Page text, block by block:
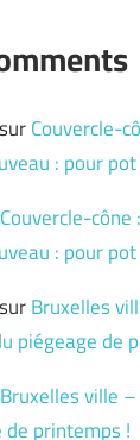
surCouvercle-
: pour
Couvercle-
: pour
surBruxelles
piégeage de
Bruxelles ville
de printemps !